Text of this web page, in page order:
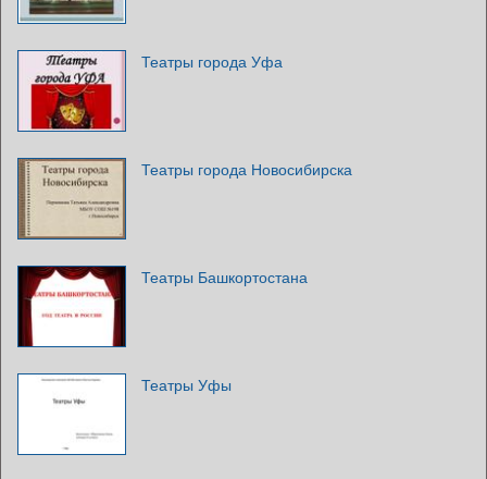
Театры города Уфа
Театры города Новосибирска
Театры Башкортостана
Театры Уфы